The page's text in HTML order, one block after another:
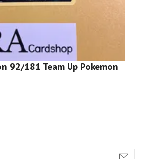
92/181 Team Up Pokemon